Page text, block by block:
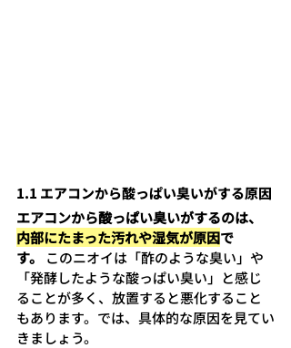
1.1 エアコンから酸っぱい臭いがする原因
エアコンから酸っぱい臭いがするのは、
内部にたまった汚れや湿気が原因で
す。
このニオイは「酢のような臭い」や
「発酵したような酸っぱい臭い」と感じ
ることが多く、放置すると悪化すること
もあります。では、具体的な原因を見てい
きましょう。